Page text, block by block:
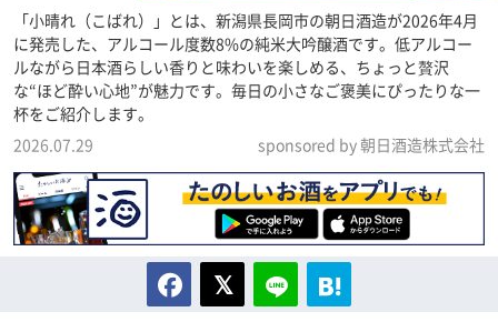
「小晴れ（こばれ）」とは、新潟県長岡市の朝日酒造が2026年4月
に発売した、アルコール度数8%の純米大吟醸酒です。低アルコー
ルながら日本酒らしい香りと味わいを楽しめる、ちょっと贅沢
な“ほど酔い心地”が魅力です。毎日の小さなご褒美にぴったりな一
杯をご紹介します。
2026.07.29
sponsored by 朝日酒造株式会社